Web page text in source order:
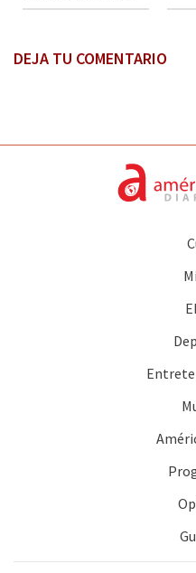
DEJA TU COMENTARIO